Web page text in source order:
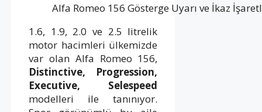
Alfa Romeo 156 Gösterge Uyarı ve İkaz
1.6, 1.9, 2.0 ve 2.5 litrelik
motor hacimleri ülkemizde
var olan Alfa Romeo 156,
Distinctive, Progression,
Executive, Selespeed
modelleri ile tanınıyor.